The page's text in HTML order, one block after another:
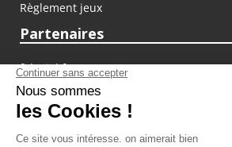
Règlement jeux
Partenaires
fiducial.fr
lyoncapitale.fr
olympique-et-lyonnais.com
L'application Iphone / Android